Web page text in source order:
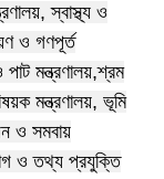
স্বাস্থ্য ও
ও গণপূর্ত
পাট মন্ত্রণালয়,শ্রম
মন্ত্রণালয়, ভূমি
ও সমবায়
ও তথ্য প্রযুক্তি